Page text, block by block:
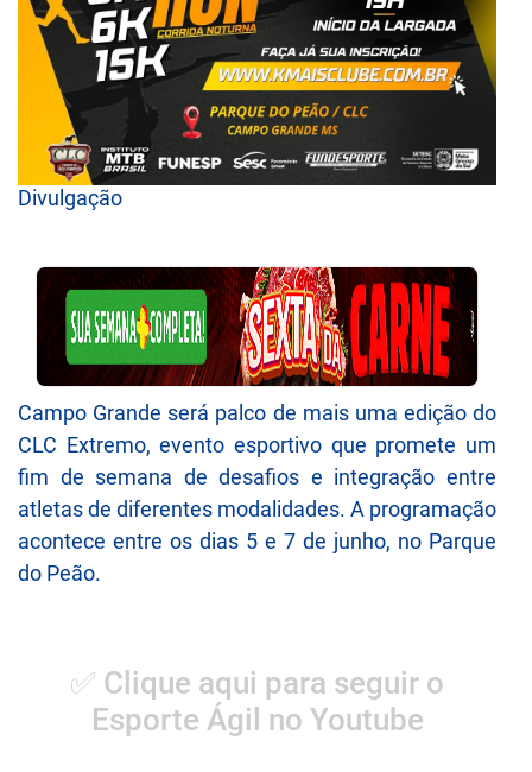
Divulgação
Campo Grande será palco de mais uma edição do
CLC Extremo, evento esportivo que promete um
fim de semana de desafios e integração entre
atletas de diferentes modalidades. A programação
acontece entre os dias 5 e 7 de junho, no Parque
do Peão.
✅ Clique aqui para seguir o
Esporte Ágil no Youtube